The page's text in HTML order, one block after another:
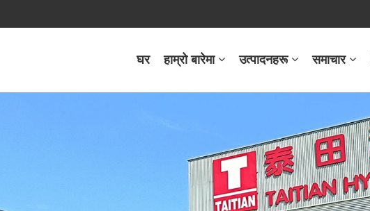
घर हाम्रो बारेमा उत्पादनहरू समाचार